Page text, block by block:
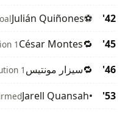
42'
⚽
Julián Quiñones
45'
🔁
César Montes
1
46'
🔁سيزار مونتيس 1
53'
•
Jarell Quansah